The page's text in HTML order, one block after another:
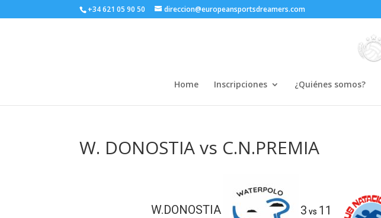
+34 621 05 90 50 direccion@europeansportsdreamers.com
Home Inscripciones ¿Quiénes somos?
W. DONOSTIA vs C.N.PREMIA
W.DONOSTIA 3 vs 11